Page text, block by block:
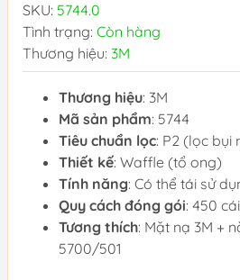
SKU: 5744.0
Tình trạng: Còn hàng
Thương hiệu: 3M
Thương hiệu: 3M
Mã sản phẩm: 5744
Tiêu chuẩn lọc: P2 (lọc bụi
Thiết kế: Waffle (tổ ong)
Tính năng: Có thể tái sử
Quy cách đóng gói: 450
Tương thích: Mặt nạ 3M +
5700/501